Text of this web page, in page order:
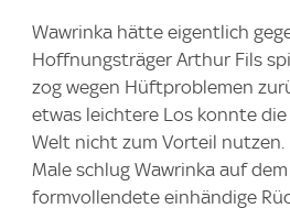
Wawrinka hätte eigentlich
Hoffnungsträger Arthur Fils
zog wegen Hüftproblemen
etwas leichtere Los konnte die
Welt nicht zum Vorteil
Male schlug Wawrinka auf
formvollendete einhändige